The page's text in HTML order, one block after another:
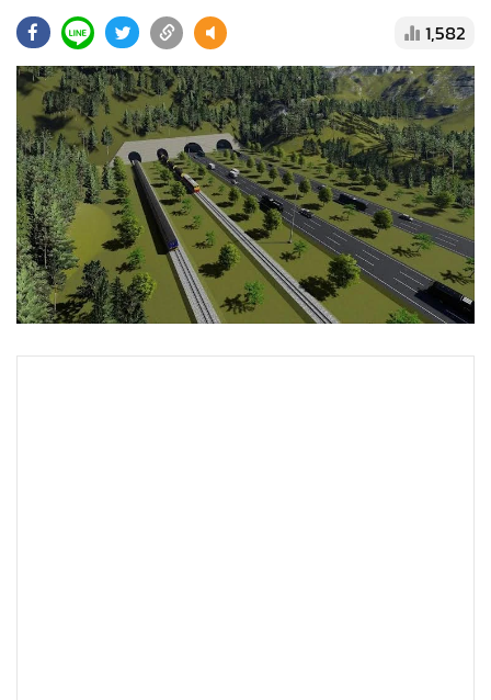
• Green Innovation & SD
• Management & HR
MGR Live
• Infographic
• การเมือง
• ท่องเที่ยว
• กีฬา
• ต่างประเทศ
• Special Scoop
1,582